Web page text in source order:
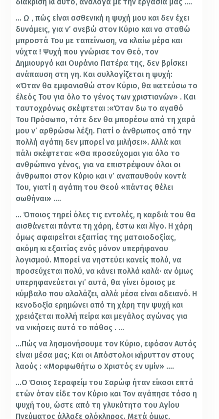
διάκριση κι αυτό, ανάλογα με την εργασία μας ….
… Ω , πώς είναι ασθενική η ψυχή μου και δεν έχει
δυνάμεις, για ν’ ανεβώ στον Κύριο και να σταθώ
μπροστά Του με ταπείνωση, να κλαίω μέρα και
νύχτα ! Ψυχή που γνώρισε τον Θεό, τον
Δημιουργό και Ουράνιο Πατέρα της, δεν βρίσκει
ανάπαυση στη γη. Και συλλογίζεται η ψυχή:
«Όταν θα εμφανισθώ στον Κύριο, θα ικετεύσω το
έλεός Του για όλο το γένος των χριστιανών» . Και
ταυτοχρόνως σκέφτεται :«Όταν δω το αγαθό
Του Πρόσωπο, τότε δεν θα μπορέσω από τη χαρά
μου ν’ αρθρώσω λέξη. Γιατί ο άνθρωπος από την
πολλή αγάπη δεν μπορεί να μιλήσει». Αλλά και
πάλι σκέφτεται: «Θα προσεύχομαι για όλο το
ανθρώπινο γένος, για να επιστρέψουν όλοι οι
άνθρωποι στον Κύριο και ν’ αναπαυθούν κοντά
Του, γιατί η αγάπη του Θεού «πάντας θέλει
σωθήναι» ….
… Όποιος τηρεί όλες τις εντολές, η καρδιά του θα
αισθάνεται πάντα τη χάρη, έστω και λίγο. Η χάρη
όμως αφαιρείται εξαιτίας της ματαιοδοξίας,
ακόμη κι εξαιτίας ενός μόνον υπερήφανου
λογισμού. Μπορεί να νηστεύει κανείς πολύ, να
προσεύχεται πολύ, να κάνει πολλά καλά· αν όμως
υπερηφανεύεται γι’ αυτά, θα γίνει όμοιος με
κύμβαλο που αλαλάζει, αλλά μέσα είναι αδειανό. Η
κενοδοξία ερημώνει από τη χάρη την ψυχή και
χρειάζεται πολλή πείρα και μεγάλος αγώνας για
να νικήσεις αυτό το πάθος . …
…Πώς να λησμονήσουμε τον Κύριο, εφόσον Αυτός
είναι μέσα μας; Και οι Απόστολοι κήρυτταν στους
λαούς : «Μορφωθήτω ο Χριστός εν υμίν» ….
…Ο Όσιος Σεραφείμ του Σαρώφ ήταν είκοσι επτά
ετών όταν είδε τον Κύριο και Τον αγάπησε τόσο η
ψυχή του, ώστε από τη γλυκύτητα του Αγίου
Πνεύματος άλλαξε ολόκληρος. Μετά όμως,